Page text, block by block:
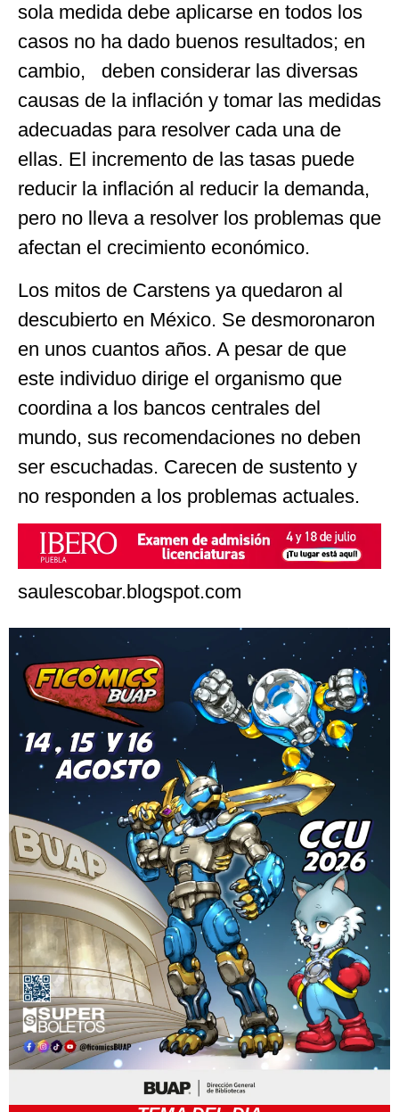
sola medida debe aplicarse en todos los
casos no ha dado buenos resultados; en
cambio, deben considerar las diversas
causas de la inflación y tomar las medidas
adecuadas para resolver cada una de
ellas. El incremento de las tasas puede
reducir la inflación al reducir la demanda,
pero no lleva a resolver los problemas que
afectan el crecimiento económico.
Los mitos de Carstens ya quedaron al
descubierto en México. Se desmoronaron
en unos cuantos años. A pesar de que
este individuo dirige el organismo que
coordina a los bancos centrales del
mundo, sus recomendaciones no deben
ser escuchadas. Carecen de sustento y
no responden a los problemas actuales.
saulescobar.blogspot.com